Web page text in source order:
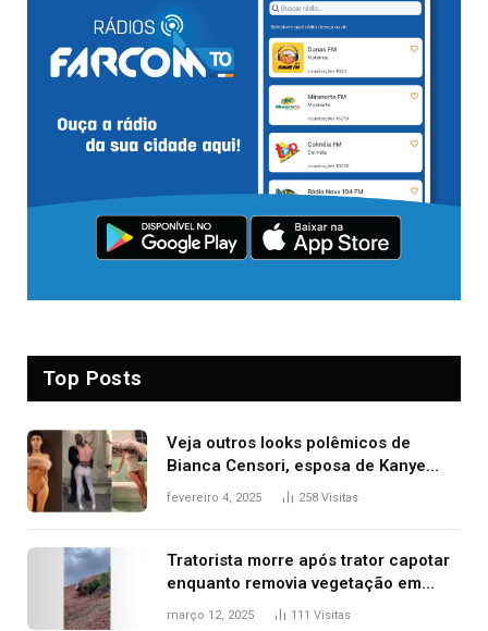
Top Posts
Veja outros looks polêmicos de
Bianca Censori, esposa de Kanye
West que apareceu nua no Grammy
fevereiro 4, 2025 258 Visitas
Tratorista morre após trator capotar
enquanto removia vegetação em
ribanceira de rodovia
março 12, 2025 111 Visitas